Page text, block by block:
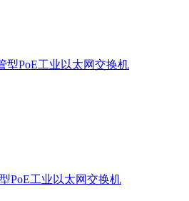
型PoE工业以太网交换机
PoE工业以太网交换机